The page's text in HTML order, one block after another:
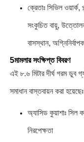
ক্রেতাঃ সিভিল ওয়ার্ক,
সংকুচিত বায়ু, উত্তোলন
বাসস্থান,
5মামলার সংক্ষিপ্ত বিবরণ
এই ৮.৬ মিটার দীর্ঘ গরম ডুব
সমাধান বাস্তবায়ন করা হয়েছেঃ
অ্যাসিড কুয়াশাঃ সিল
নিরপেক্ষতা